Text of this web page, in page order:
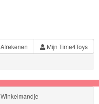
Afrekenen Mijn Time4Toys
Winkelmandje